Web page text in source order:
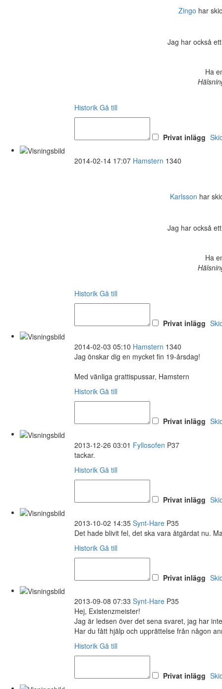
Zingo har
Jag har också
Ha
Historik Gå till
Privat inlägg
2014-02-14 17:07 Hamstern 1340
Karlsson har
Jag har också
Ha
Historik Gå till
Privat inlägg
2014-02-03 05:10 Hamstern 1340
Jag önskar dig en mycket fin 19-årsdag!
Med vänliga grattispussar, Hamstern
Historik Gå till
Privat inlägg
2013-12-26 03:01 Fyllosofen P37
tackar.
Historik Gå till
Privat inlägg
2013-10-02 14:35 Synt-Hare P35
Det hade blivit fel, det ska vara åtgärdat nu.
Historik Gå till
Privat inlägg
2013-09-08 07:33 Synt-Hare P35
Hej, Existenzmeister!
Jag är ledsen över det sena svaret, jag har
Har du fått hjälp och upprättelse från någon
Historik Gå till
Privat inlägg